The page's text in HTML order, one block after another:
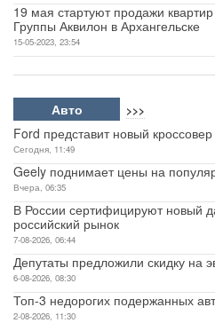
19 мая стартуют продажи
Группы Аквилон в Архангельске
15-05-2023, 23:54
Авто >>>
Ford представит новый
Сегодня, 11:49
Geely поднимает цены на
Вчера, 06:35
В России сертифицируют новый
российский рынок
7-08-2026, 06:44
Депутаты предложили скидку на
6-08-2026, 08:30
Топ-3 недорогих подержанных
2-08-2026, 11:30